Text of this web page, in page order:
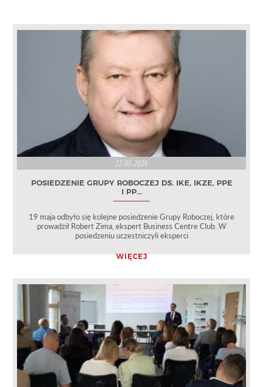
22.05.2026
POSIEDZENIE GRUPY ROBOCZEJ DS. IKE, IKZE, PPE
I PP...
19 maja odbyło się kolejne posiedzenie Grupy Roboczej, które
prowadził Robert Zima, ekspert Business Centre Club. W
posiedzeniu uczestniczyli eksperci
WIĘCEJ